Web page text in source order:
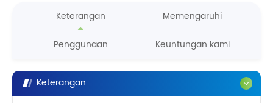
Keterangan Memengaruhi
Penggunaan Keuntungan kami
Keterangan